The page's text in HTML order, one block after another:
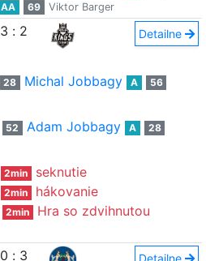
AA 69 Viktor Barger
3 : 2 Detailne
28 Michal Jobbagy A
56
52 Adam Jobbagy A
28
2min seknutie
2min hákovanie
2min
Hra so zdvihnutou
0 : 3 Detailne